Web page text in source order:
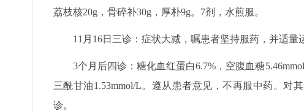
荔枝核20g，骨碎补30g，厚朴9g。7剂，水煎服。
11月16日三诊：症状大减，嘱患者坚持服药，并适量
3个月后四诊：糖化血红蛋白6.7%，空腹血糖
三酰甘油1.53mmol/L。遵从患者意见，不再服中药。对
诊。